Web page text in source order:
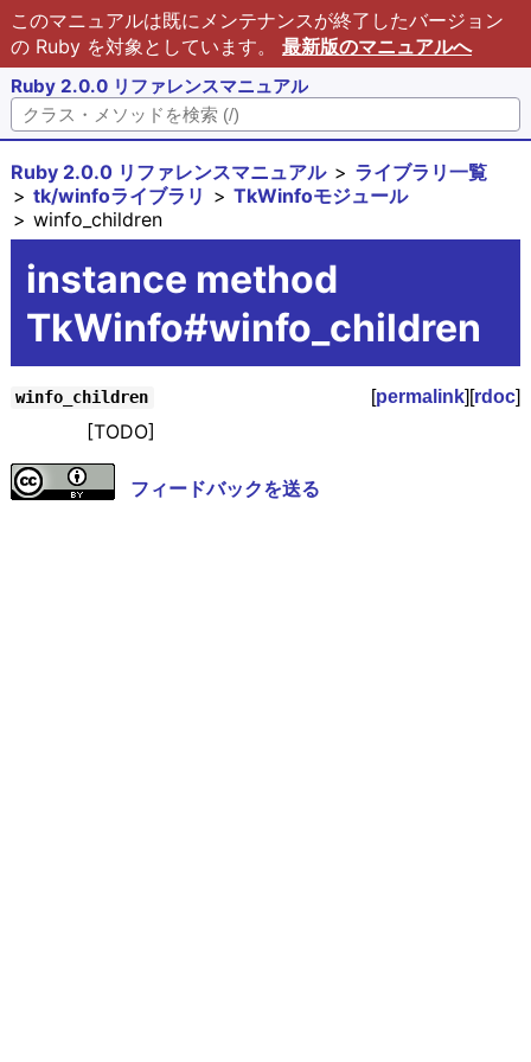
このマニュアルは既にメンテナンスが終了したバージョン
の Ruby を対象としています。 最新版のマニュアルへ
Ruby 2.0.0 リファレンスマニュアル
Ruby 2.0.0 リファレンスマニュアル
ライブラリ一覧
tk/winfoライブラリ
TkWinfoモジュール
winfo_children
instance method
TkWinfo#winfo_children
winfo_children [permalink][rdoc]
[TODO]
フィードバックを送る